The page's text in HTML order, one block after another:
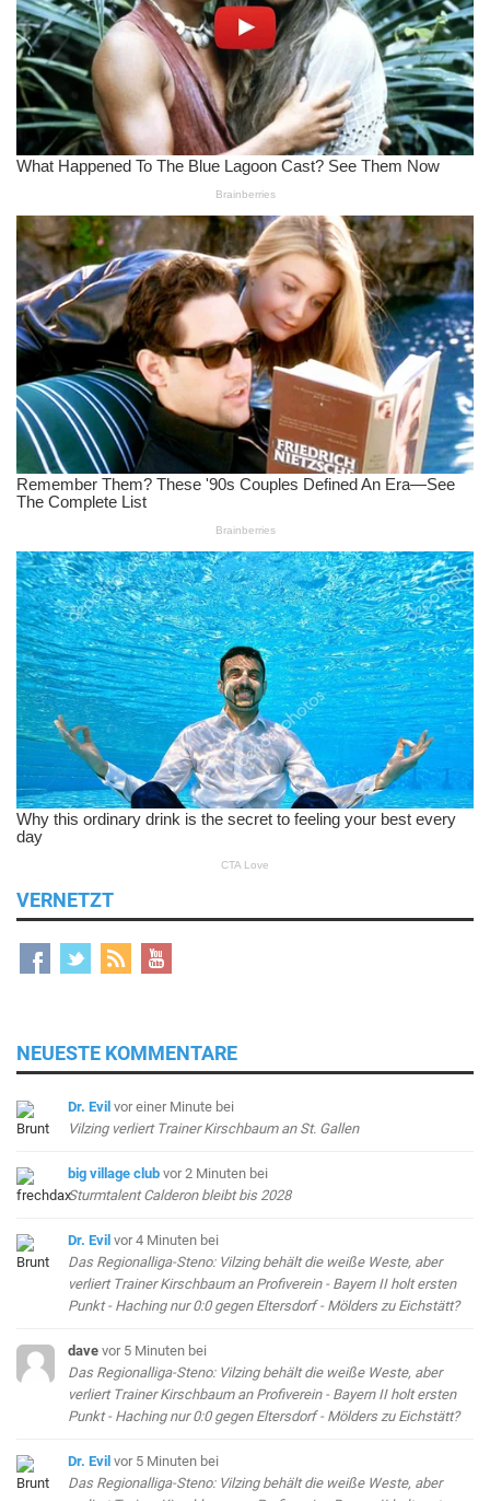
VERNETZT
NEUESTE KOMMENTARE
Dr. Evil vor einer Minute bei
Vilzing verliert Trainer Kirschbaum an St. Gallen
big village club vor 2 Minuten bei
Sturmtalent Calderon bleibt bis 2028
Dr. Evil vor 4 Minuten bei
Das Regionalliga-Steno: Vilzing behält die weiße Weste, aber
verliert Trainer Kirschbaum an Profiverein - Bayern II holt ersten
Punkt - Haching nur 0:0 gegen Eltersdorf - Mölders zu Eichstätt?
dave vor 5 Minuten bei
Das Regionalliga-Steno: Vilzing behält die weiße Weste, aber
verliert Trainer Kirschbaum an Profiverein - Bayern II holt ersten
Punkt - Haching nur 0:0 gegen Eltersdorf - Mölders zu Eichstätt?
Dr. Evil vor 5 Minuten bei
Das Regionalliga-Steno: Vilzing behält die weiße Weste, aber